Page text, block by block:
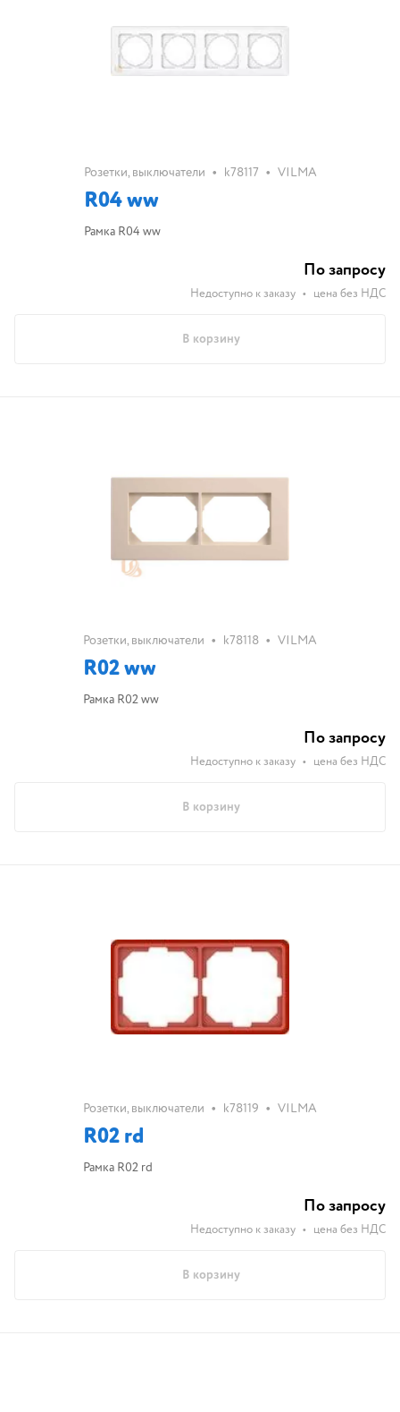
Розетки, выключатели • k78117 • VILMA
R04 ww
Рамка R04 ww
По запросу
Недоступно к заказу • цена без НДС
В корзину
Розетки, выключатели • k78118 • VILMA
R02 ww
Рамка R02 ww
По запросу
Недоступно к заказу • цена без НДС
В корзину
Розетки, выключатели • k78119 • VILMA
R02 rd
Рамка R02 rd
По запросу
Недоступно к заказу • цена без НДС
В корзину